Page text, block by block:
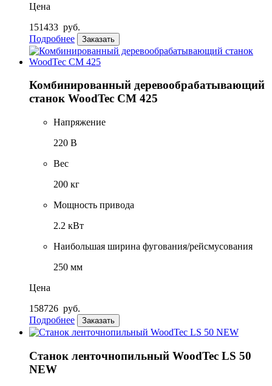
Цена
151433 руб.
Подробнее
Заказать
Комбинированный деревообрабатывающий
станок WoodTec CM 425
Напряжение
220 В
Вес
200 кг
Мощность привода
2.2 кВт
Наибольшая ширина фугования/рейсмусования
250 мм
Цена
158726 руб.
Подробнее
Заказать
Станок ленточнопильный WoodTec LS 50
NEW